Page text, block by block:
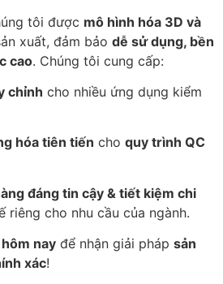
tôi được mô hình hóa 3D và
xuất, đảm bảo dễ sử dụng, bền
cao. Chúng tôi cung cấp:
chỉnh cho nhiều ứng dụng kiểm
hóa tiên tiến cho quy trình QC
đáng tin cậy & tiết kiệm chi
cho nhu cầu của ngành.
nay để nhận giải pháp sản
xác!